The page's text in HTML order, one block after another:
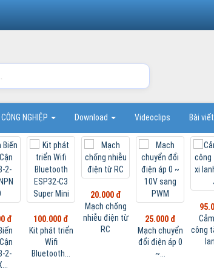
NGHIỆP Download Videoclips Bài viết
đ
2-
100.000 đ
Kit phát triển
Wifi
Bluetooth...
20.000 đ
Mạch chống
nhiễu điện từ
RC
25.000 đ
Mạch chuyển
đổi điện áp 0
~...
công